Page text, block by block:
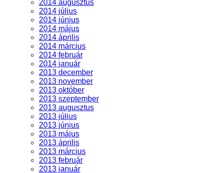
2014 augusztus
2014 július
2014 június
2014 május
2014 április
2014 március
2014 február
2014 január
2013 december
2013 november
2013 október
2013 szeptember
2013 augusztus
2013 július
2013 június
2013 május
2013 április
2013 március
2013 február
2013 január